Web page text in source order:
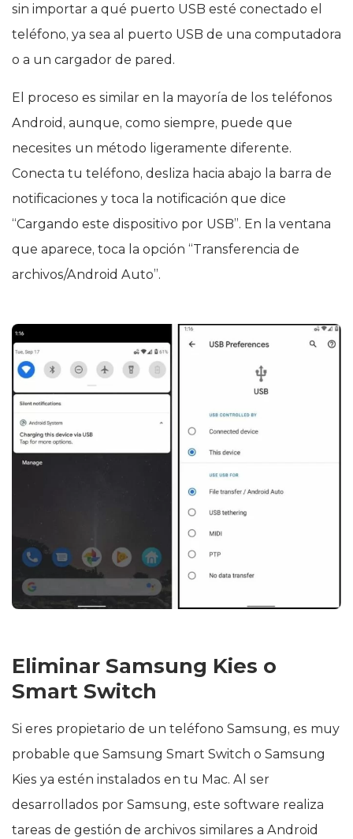
sin importar a qué puerto USB esté conectado el
teléfono, ya sea al puerto USB de una computadora
o a un cargador de pared.
El proceso es similar en la mayoría de los teléfonos
Android, aunque, como siempre, puede que
necesites un método ligeramente diferente.
Conecta tu teléfono, desliza hacia abajo la barra de
notificaciones y toca la notificación que dice
“Cargando este dispositivo por USB”. En la ventana
que aparece, toca la opción “Transferencia de
archivos/Android Auto”.
Eliminar Samsung Kies o
Smart Switch
Si eres propietario de un teléfono Samsung, es muy
probable que Samsung Smart Switch o Samsung
Kies ya estén instalados en tu Mac. Al ser
desarrollados por Samsung, este software realiza
tareas de gestión de archivos similares a Android